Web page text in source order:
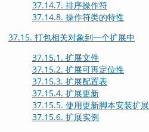
37.14.7. 排序操作符
37.14.8. 操作符类的特性
37.15. 打包相关对象到一个扩展中
37.15.1. 扩展文件
37.15.2. 扩展可再定位性
37.15.3. 扩展配置表
37.15.4. 扩展更新
37.15.5. 使用更新脚本安装扩展
37.15.6. 扩展实例